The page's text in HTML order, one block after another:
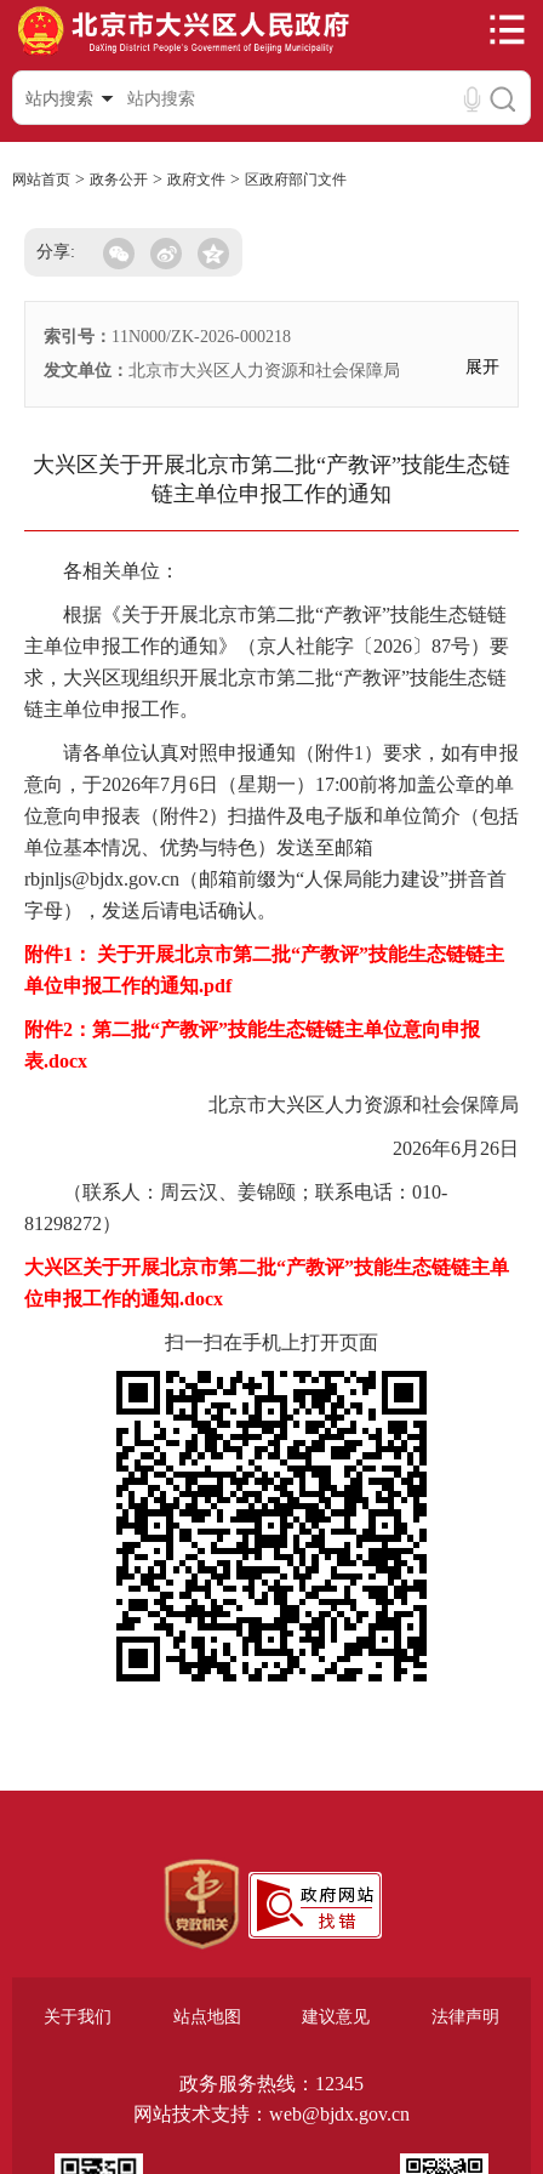
站内搜索
网站首页 > 政务公开 > 政府文件 > 区政府部门文件
分享:
索引号： 11N000/ZK-2026-000218
发文单位： 北京市大兴区人力资源和社会保障局 展开
大兴区关于开展北京市第二批“产教评”技能生态链
链主单位申报工作的通知
各相关单位：
根据《关于开展北京市第二批“产教评”技能生态链链
主单位申报工作的通知》（京人社能字〔2026〕87号）要
求，大兴区现组织开展北京市第二批“产教评”技能生态链
链主单位申报工作。
请各单位认真对照申报通知（附件1）要求，如有申报
意向，于2026年7月6日（星期一）17:00前将加盖公章的单
位意向申报表（附件2）扫描件及电子版和单位简介（包括
单位基本情况、优势与特色）发送至邮箱
rbjnljs@bjdx.gov.cn（邮箱前缀为“人保局能力建设”拼音首
字母），发送后请电话确认。
附件1： 关于开展北京市第二批“产教评”技能生态链链主
单位申报工作的通知.pdf
附件2：第二批“产教评”技能生态链链主单位意向申报
表.docx
北京市大兴区人力资源和社会保障局
2026年6月26日
（联系人：周云汉、姜锦颐；联系电话：010-
81298272）
大兴区关于开展北京市第二批“产教评”技能生态链链主单
位申报工作的通知.docx
扫一扫在手机上打开页面
关于我们 站点地图 建议意见 法律声明
政务服务热线：12345
网站技术支持：web@bjdx.gov.cn